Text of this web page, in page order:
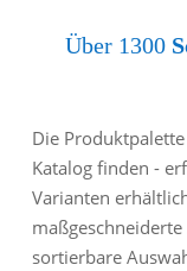
Über 1300
Die
Katalog finden -
Varianten
sortierbare